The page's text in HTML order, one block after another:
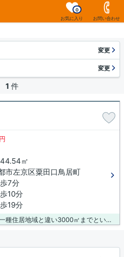
お気に入り
0
お問い合わせ
変更
変更
1 件
㎡
市左京区粟田口鳥居町
7分
10分
19分
立地する第二種住居地域は、第一種住居地域と違い3000㎡までという制限はありません。ファミリーに好評。経済的にもうれしい中古の戸建て物件です。物件から駅まで徒歩7分です。土地面積39.66㎡(公簿)の当社イチオシの物件です。お客様が希望とする物件をお探しいただけるよう、当社では多種多様な不動産情報をご用意しております。物件購入をお考えなら、お気軽にお問い合わせください。